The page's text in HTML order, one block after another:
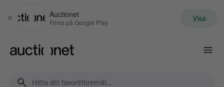
Stäng
Auctionet
Finns på Google Play Visa